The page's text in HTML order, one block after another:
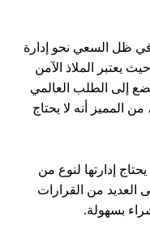
في ظل السعي نحو إدارة
يعتبر الملاذ الآمن
إلى الطلب العالمي
المميز أنه لا يحتاج
إدارتها لنوع من
من القرارات
بسهولة.